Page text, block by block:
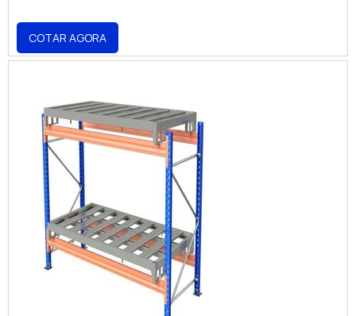
líder da área de atuação. MAIS DETALHES
INTERESSANTES SOBRE ESTANTE
uma empresa altamente qualificada, depara
com a Engesystems Sistemas de
Armazenagens. É possível encontrar porta
bag e gaiola aramada, visando sempre a
qualidade final para a fidelização do cliente.
Ainda tratando-se de estante
armazenamento, sempre deve-se buscar
uma empresa que tenha produtos e
serviços com ótima qualidade e proteção,
características simples, mas que mostram o
comprometimento da empresa com seus
COTAR AGORA